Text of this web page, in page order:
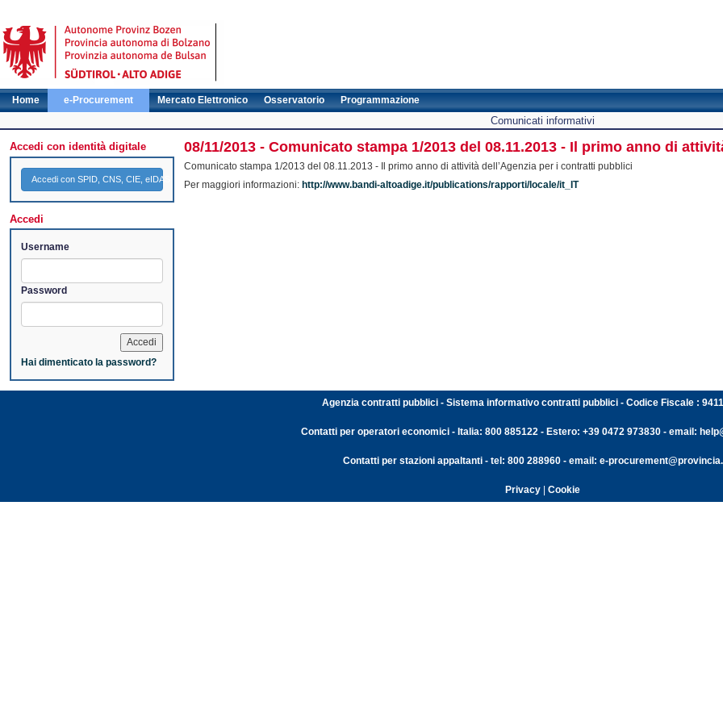
Home e-Procurement Mercato Elettronico Osservatorio Programmazione
Comunicati informativi
Accedi con identità digitale
Accedi con SPID, CNS, CIE, eIDAS
Accedi
Username
Password
Hai dimenticato la password?
08/11/2013 - Comunicato stampa 1/2013 del 08.11.2013 - Il primo anno di
Comunicato stampa 1/2013 del 08.11.2013 - Il primo anno di attività dell’Agenzia per i contratti pubblici
Per maggiori informazioni: http://www.bandi-altoadige.it/publications/rapporti/locale/it_IT
Agenzia contratti pubblici - Sistema informativo contratti pubblici - Codice Fiscale :
Contatti per operatori economici - Italia: 800 885122 - Estero: +39 0472 973830 - email:
Contatti per stazioni appaltanti - tel: 800 288960 - email: e-
Privacy| Cookie